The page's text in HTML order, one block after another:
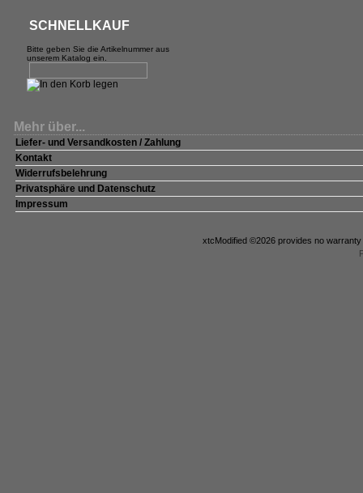
SCHNELLKAUF
Bitte geben Sie die Artikelnummer aus
unserem Katalog ein.
Mehr über...
Liefer- und Versandkosten / Zahlung
Kontakt
Widerrufsbelehrung
Privatsphäre und Datenschutz
Impressum
xtcModified©2026 provides no warranty